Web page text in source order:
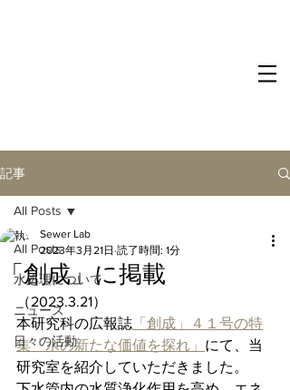
記事
All Posts
水処理について
ニュース
日々の活動
All Posts
「創成」に掲載
Sewer Lab
2023年3月21日 読了時間: 1分
（2023.3.21）
本研究科の広報誌 「創成」４１号の特
集「水の新たな価値を探れ」 にて、当
研究室を紹介していただきました。